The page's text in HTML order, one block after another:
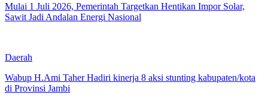
Mulai 1 Juli 2026, Pemerintah Targetkan Hentikan Impor Solar,
Sawit Jadi Andalan Energi Nasional
Daerah
Wabup H.Ami Taher Hadiri kinerja 8 aksi stunting kabupaten/kota
di Provinsi Jambi